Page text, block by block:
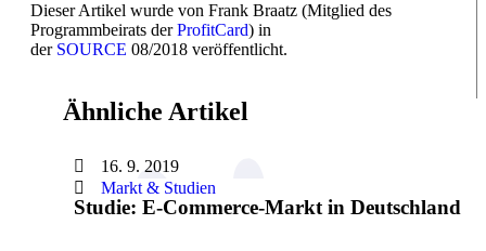
Dieser Artikel wurde von Frank Braatz (Mitglied des
Programmbeirats derProfitCard) in
der SOURCE 08/2018 veröffentlicht.
Ähnliche Artikel
16. 9. 2019
Markt & Studien
Studie: E-Commerce-Markt in Deutschland